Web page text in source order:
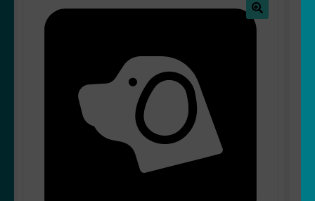
MENU
Générateur de sticker
Fait au Japon 🇯🇵
Votre espace
🔍